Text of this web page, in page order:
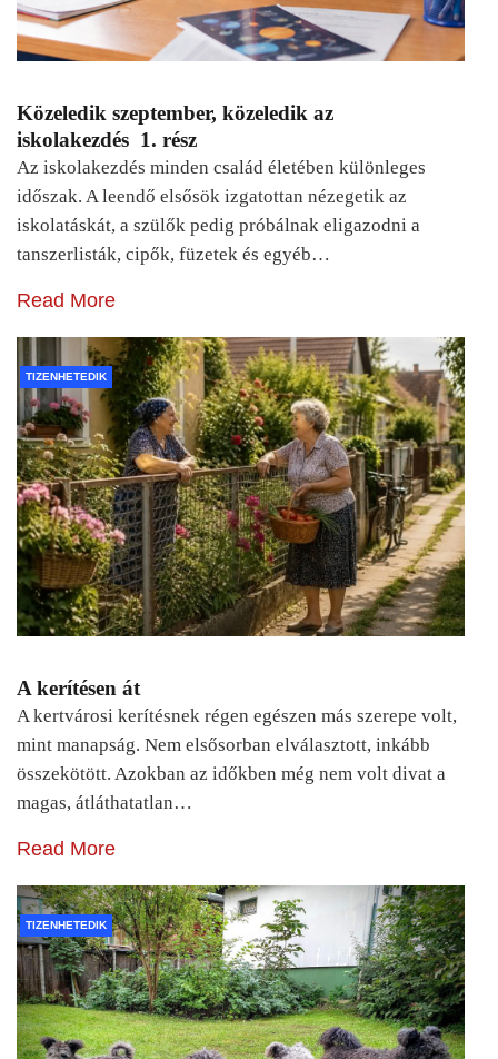
Közeledik szeptember, közeledik az
iskolakezdés 1. rész
Az iskolakezdés minden család életében különleges
időszak. A leendő elsősök izgatottan nézegetik az
iskolatáskát, a szülők pedig próbálnak eligazodni a
tanszerlisták, cipők, füzetek és egyéb…
Read More
TIZENHETEDIK
A kerítésen át
A kertvárosi kerítésnek régen egészen más szerepe volt,
mint manapság. Nem elsősorban elválasztott, inkább
összekötött. Azokban az időkben még nem volt divat a
magas, átláthatatlan…
Read More
TIZENHETEDIK